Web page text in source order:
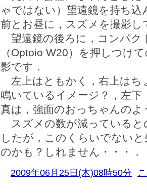
ゃではない）望遠鏡を持ち込
前とお昼に，スズメを撮影し
望遠鏡の後ろに，コンパク
（Optoio W20）を押しつけ
影です．
左上はともかく，右上はち
鳴いているイメージ？，左下
真は，強面のおっちゃんのよ
スズメの数が減っていると
したが，このくらいでない
のかも？しれません・・・．
2009年06月25日(木)08時50分